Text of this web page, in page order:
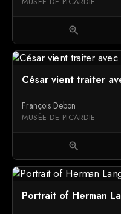
zoom_in
César vient traiter
François Debon
MUSÉE DE PICARDIE
zoom_in
Portrait of Herman